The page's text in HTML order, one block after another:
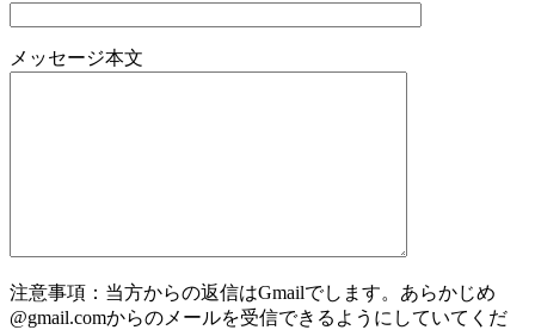
メッセージ本文
注意事項：当方からの返信はGmailでします。あらかじめ
@gmail.comからのメールを受信できるようにしていてくだ